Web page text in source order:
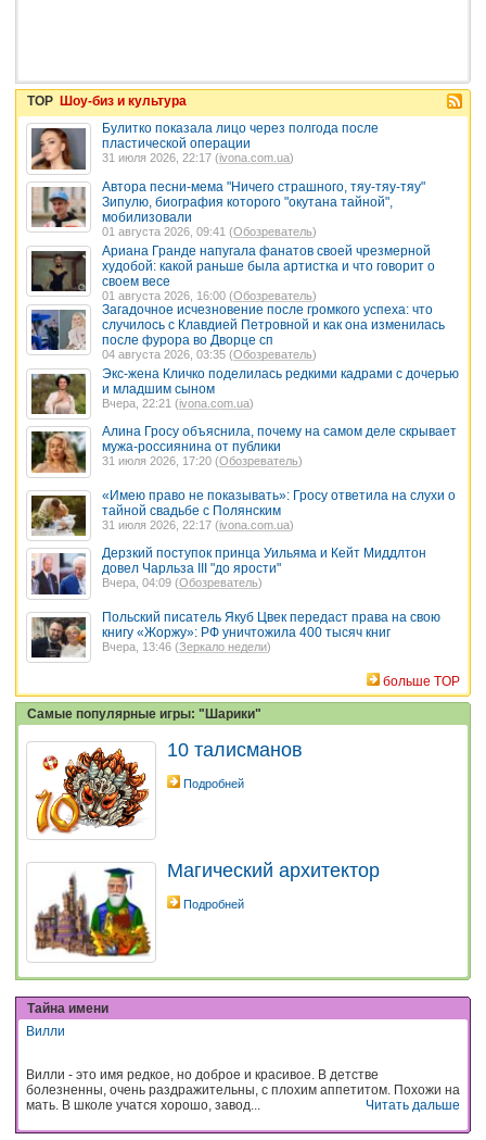
TOP Шоу-биз и культура
Булитко показала лицо через полгода после
пластической операции
31 июля 2026, 22:17 (ivona.com.ua)
Автора песни-мема "Ничего страшного, тяу-тяу-тяу"
Зипулю, биография которого "окутана тайной",
мобилизовали
01 августа 2026, 09:41 (Обозреватель)
Ариана Гранде напугала фанатов своей чрезмерной
худобой: какой раньше была артистка и что говорит о
своем весе
01 августа 2026, 16:00 (Обозреватель)
Загадочное исчезновение после громкого успеха: что
случилось с Клавдией Петровной и как она изменилась
после фурора во Дворце сп
04 августа 2026, 03:35 (Обозреватель)
Экс-жена Кличко поделилась редкими кадрами с дочерью
и младшим сыном
Вчера, 22:21 (ivona.com.ua)
Алина Гросу объяснила, почему на самом деле скрывает
мужа-россиянина от публики
31 июля 2026, 17:20 (Обозреватель)
«Имею право не показывать»: Гросу ответила на слухи о
тайной свадьбе с Полянским
31 июля 2026, 22:17 (ivona.com.ua)
Дерзкий поступок принца Уильяма и Кейт Миддлтон
довел Чарльза III "до ярости"
Вчера, 04:09 (Обозреватель)
Польский писатель Якуб Цвек передаст права на свою
книгу «Жоржу»: РФ уничтожила 400 тысяч книг
Вчера, 13:46 (Зеркало недели)
больше TOP
Самые популярные игры: "Шарики"
10 талисманов
Подробней
Магический архитектор
Подробней
Тайна имени
Вилли
Вилли - это имя редкое, но доброе и красивое. В детстве
болезненны, очень раздражительны, с плохим аппетитом. Похожи на
мать. В школе учатся хорошо, завод...
Читать дальше